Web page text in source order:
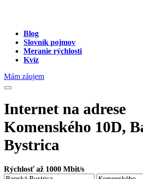
Blog
Slovník pojmov
Meranie rýchlosti
Kvíz
Mám záujem
Internet na adrese
Komenského 10D,
Bystrica
Rýchlosť až 1000 Mbit/s